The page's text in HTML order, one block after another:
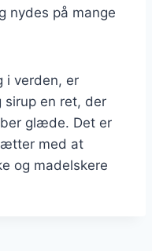
nydes på mange
i verden, er
sirup en ret, der
glæde. Det er
med at
og madelskere